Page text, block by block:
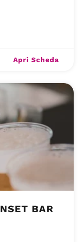
Apri Scheda
BAR